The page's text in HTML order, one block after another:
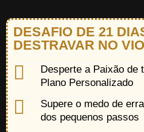
DESAFIO DE 21
DESTRAVAR NO
Desperte a Paixão de
Plano Personalizado
Supere o medo de
dos pequenos passos